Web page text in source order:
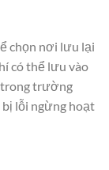
chọn nơi lưu lại
có thể lưu vào
trong trường
bị lỗi ngừng hoạt